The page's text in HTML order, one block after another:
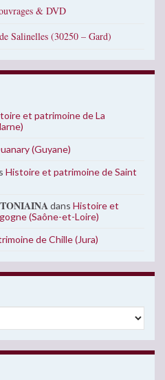
& DVD
Salinelles (30250 – Gard)
et patrimoine de La
(Guyane)
Histoire et patrimoine de Saint
dans Histoire et
(Saône-et-Loire)
de Chille (Jura)